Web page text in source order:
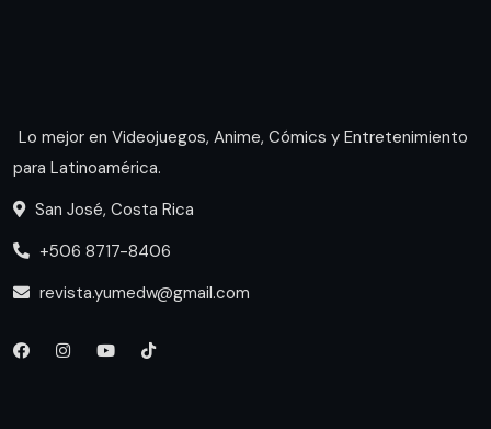
Lo mejor en Videojuegos, Anime, Cómics y Entretenimiento
para Latinoamérica.
San José, Costa Rica
+506 8717-8406
revista.yumedw@gmail.com